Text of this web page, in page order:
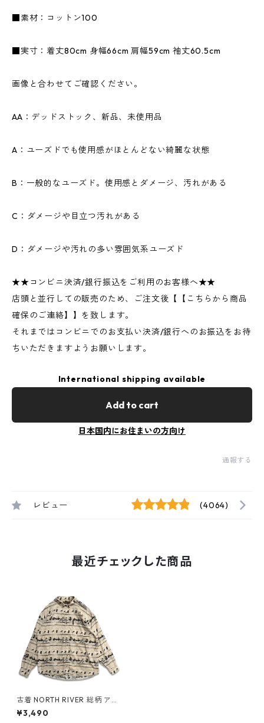
■素材：コットン100
■実寸：着丈80cm 身幅66cm 肩幅59cm 袖丈60.5cm
画像と合わせてご確認ください。
AA：デッドストック、新品、未使用品
A：ユーズドでも使用感がほとんどない綺麗な状態
B：一般的なユーズド。使用感とダメージ、汚れがある
C：ダメージや目立つ汚れがある
D：ダメージや汚れの多い雰囲気系ユーズド
★★コンビニ決済/銀行振込をご利用のお客様へ★★
店頭と並行しての販売のため、ご注文後【【こちらから商品
確保のご連絡】】を致します。
それまではコンビニでのお支払い決済/銀行へのお振込をお待
ちいただきますようお願いします。
International shipping available
Add to cart
日本国内にお住まいの方向け
通報する
レビュー (4064)
最近チェックした商品
古着 NORTH RIVER 総柄 アニ
マル柄 鴨 ボタンダウンシャツ
長袖シャツ 表記：XL gd409
¥3,490